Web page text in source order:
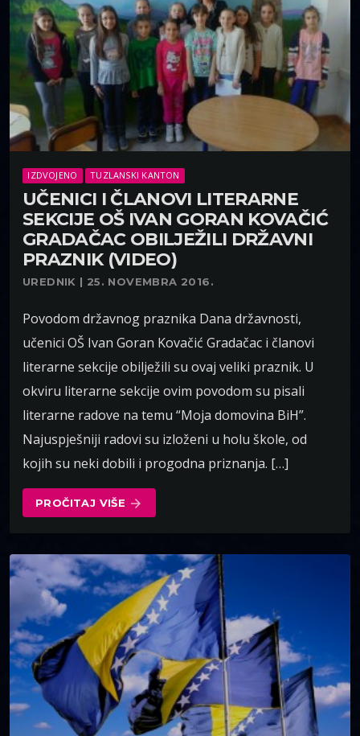
IZDVOJENO TUZLANSKI KANTON
UČENICI I ČLANOVI LITERARNE
SEKCIJE OŠ IVAN GORAN KOVAČIĆ
GRADAČAC OBILJEŽILI DRŽAVNI
PRAZNIK (VIDEO)
UREDNIK | 25. NOVEMBRA 2016.
Povodom državnog praznika Dana državnosti,
učenici OŠ Ivan Goran Kovačić Gradačac i članovi
literarne sekcije obilježili su ovaj veliki praznik. U
okviru literarne sekcije ovim povodom su pisali
literarne radove na temu “Moja domovina BiH”.
Najuspješniji radovi su izloženi u holu škole, od
kojih su neki dobili i progodna priznanja. […]
PROČITAJ VIŠE arrow_forward